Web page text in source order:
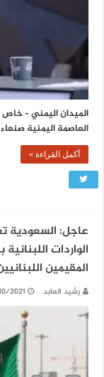
الميدان اليمني –
العاصمة اليمنية صنعاء، اليوم الأحد
أكمل القراءة »
عاجل: السعودية
الواردات
المقيمين
رشيد العابد 2021